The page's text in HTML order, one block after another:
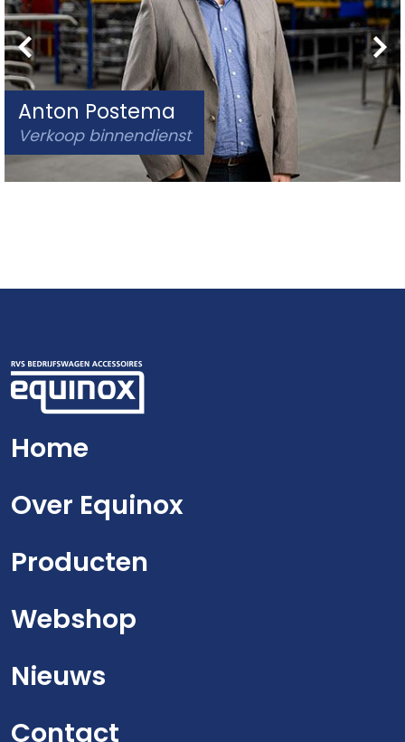
Anton Postema
Verkoop binnendienst
Home
Over Equinox
Producten
Webshop
Nieuws
Contact